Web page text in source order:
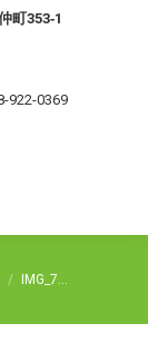
町353‐1
922-0369
here:
IMG_7…